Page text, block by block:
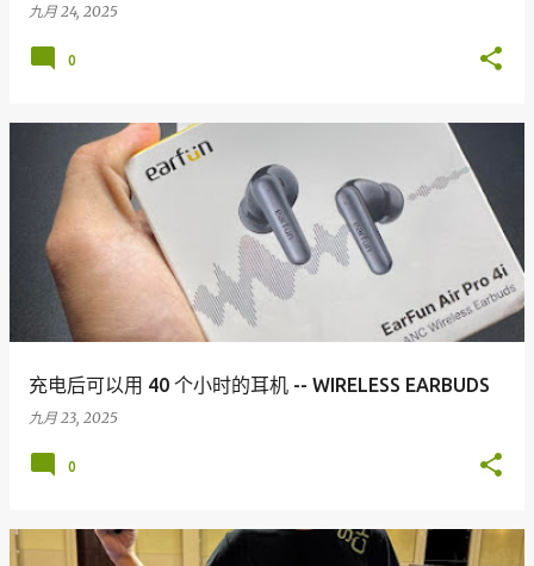
九月 24, 2025
0
充电后可以用 40 个小时的耳机 -- WIRELESS EARBUDS
九月 23, 2025
0